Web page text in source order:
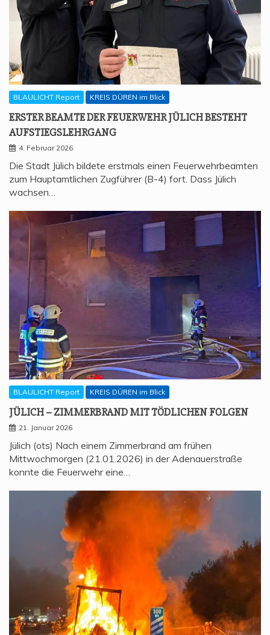
BLAULICHT Report KREIS DÜREN im Blick
ERS­TER BEAM­TE DER FEU­ER­WEHR JÜLICH BESTEHT
AUFSTIEGSLEHRGANG
4. Februar 2026
Die Stadt Jülich bildete erstmals einen Feuerwehrbeamten
zum Hauptamtlichen Zugführer (B-4) fort. Dass Jülich
wachsen…
BLAULICHT Report KREIS DÜREN im Blick
JÜLICH – ZIM­MER­BRAND MIT TÖD­LI­CHEN FOLGEN
21. Januar 2026
Jülich (ots) Nach einem Zimmerbrand am frühen
Mittwochmorgen (21.01.2026) in der Adenauerstraße
konnte die Feuerwehr eine…